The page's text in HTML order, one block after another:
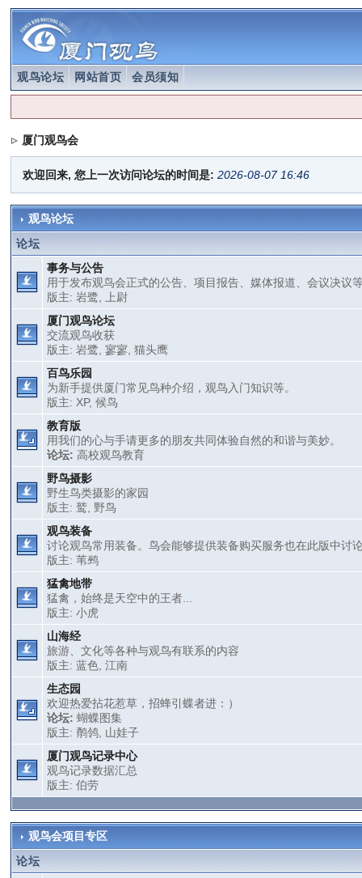
观鸟论坛 网站首页 会员须知
厦门观鸟会
欢迎回来, 您上一次访问论坛的时间是:2026-08-07 16:46
观鸟论坛
论坛
事务与公告
用于发布观鸟会正式的公告、项目报告、媒体报道、会议决议
版主:岩鹭
上尉
厦门观鸟论坛
交流观鸟收获
版主:岩鹭 ,寥寥 ,猫头鹰
百鸟乐园
为新手提供厦门常见鸟种介绍，观鸟入门知识等。
版主: XP,候鸟
教育版
用我们的心与手请更多的朋友共同体验自然的和谐与美妙。
论坛: 高校观鸟教育
野鸟摄影
野生鸟类摄影的家园
版主:鹫 野鸟
观鸟装备
讨论观鸟常用装备。鸟会能够提供装备购买服务也在此版中讨
版主:苇鹀
猛禽地带
猛禽，始终是天空中的王者...
版主:小虎
山海经
旅游、文化等各种与观鸟有联系的内容
版主:蓝色 ,江南
生态园
欢迎热爱拈花惹草，招蜂引蝶者进：）
论坛: 蝴蝶图集
版主:鹡鸰 山娃子
厦门观鸟记录中心
观鸟记录数据汇总
版主:伯劳
观鸟会项目专区
论坛